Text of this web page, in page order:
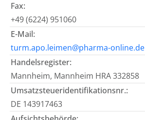
Fax:
+49 (6224) 951060
E-Mail:
turm.apo.leimen@pharma-online.de
Handelsregister:
Mannheim, Mannheim HRA 332858
Umsatzsteueridentifikationsnr.:
DE 143917463